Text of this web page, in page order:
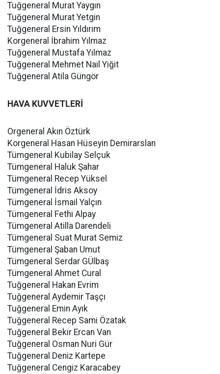
Tuğgeneral Murat Yaygın
Tuğgeneral Murat Yetgin
Tuğgeneral Ersin Yıldırım
Korgeneral İbrahim Yılmaz
Tuğgeneral Mustafa Yılmaz
Tuğgeneral Mehmet Nail Yiğit
Tuğgeneral Atila Güngör
HAVA KUVVETLERİ
Orgeneral Akın Öztürk
Korgeneral Hasan Hüseyin Demirarslan
Tümgeneral Kubilay Selçuk
Tümgeneral Haluk Şahar
Tümgeneral Recep Yüksel
Tümgeneral İdris Aksoy
Tümgeneral İsmail Yalçın
Tümgeneral Fethi Alpay
Tümgeneral Atilla Darendeli
Tümgeneral Suat Murat Semiz
Tümgeneral Şaban Umut
Tümgeneral Serdar GÜlbaş
Tümgeneral Ahmet Cural
Tuğgeneral Hakan Evrim
Tuğgeneral Aydemir Taşçı
Tuğgeneral Emin Ayık
Tuğgeneral Recep Sami Özatak
Tuğgeneral Bekir Ercan Van
Tuğgeneral Osman Nuri Gür
Tuğgeneral Deniz Kartepe
Tuğgeneral Cengiz Karacabey